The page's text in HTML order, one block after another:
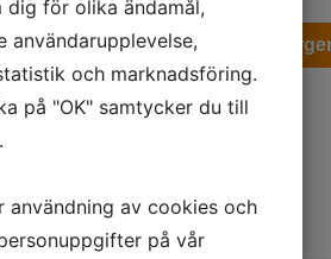
Lägg i
dig för olika ändamål,
användarupplevelse,
och marknadsföring.
på "OK" samtycker du till
användning av cookies och
på vår